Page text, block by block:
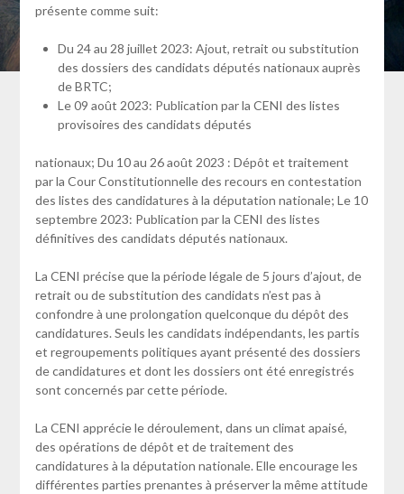
présente comme suit:
Du 24 au 28 juillet 2023: Ajout, retrait ou substitution
des dossiers des candidats députés nationaux auprès
de BRTC;
Le 09 août 2023: Publication par la CENI des listes
provisoires des candidats députés
nationaux; Du 10 au 26 août 2023 : Dépôt et traitement
par la Cour Constitutionnelle des recours en contestation
des listes des candidatures à la députation nationale; Le 10
septembre 2023: Publication par la CENI des listes
définitives des candidats députés nationaux.
La CENI précise que la période légale de 5 jours d’ajout, de
retrait ou de substitution des candidats n’est pas à
confondre à une prolongation quelconque du dépôt des
candidatures. Seuls les candidats indépendants, les partis
et regroupements politiques ayant présenté des dossiers
de candidatures et dont les dossiers ont été enregistrés
sont concernés par cette période.
La CENI apprécie le déroulement, dans un climat apaisé,
des opérations de dépôt et de traitement des
candidatures à la députation nationale. Elle encourage les
différentes parties prenantes à préserver la même attitude